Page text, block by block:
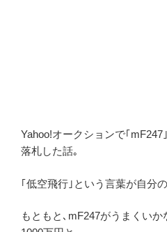
Yahoo!オークションで｢
落札した話｡
｢低空飛行｣という言葉が自分
もともと､mF247がうまくい